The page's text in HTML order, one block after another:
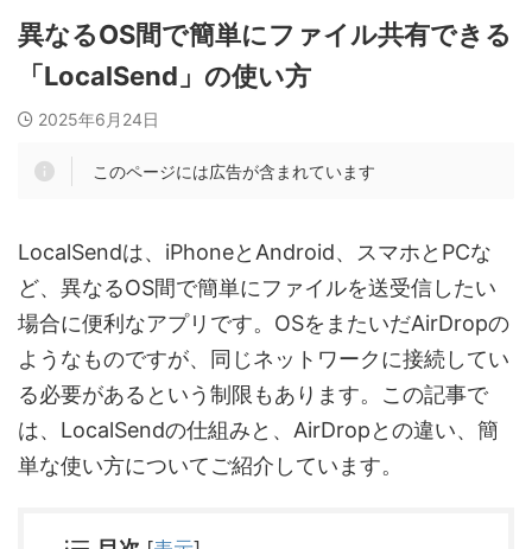
異なるOS間で簡単にファイル共有できる
「LocalSend」の使い方
2025年6月24日
このページには広告が含まれています
LocalSendは、iPhoneとAndroid、スマホとPCな
ど、異なるOS間で簡単にファイルを送受信したい
場合に便利なアプリです。OSをまたいだAirDropの
ようなものですが、同じネットワークに接続してい
る必要があるという制限もあります。この記事で
は、LocalSendの仕組みと、AirDropとの違い、簡
単な使い方についてご紹介しています。